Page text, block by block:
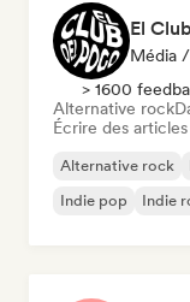
El
Média
> 1600
Alternative rock
Écrire des articles
Alternative rock
Indie pop
Indie